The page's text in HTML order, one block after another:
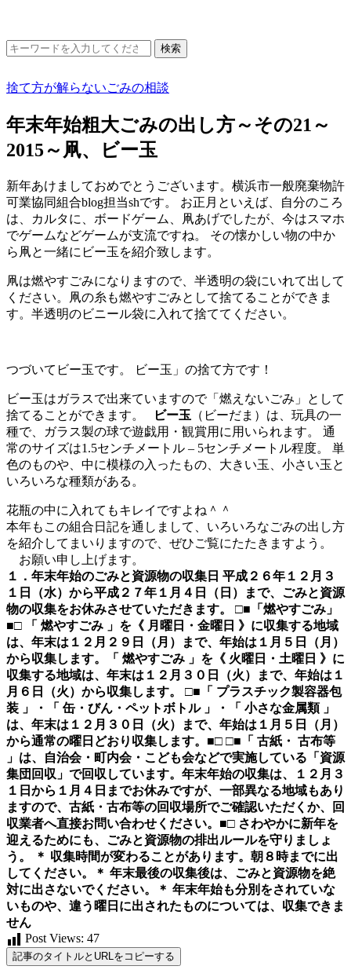
捨て方が解らないごみの相談
年末年始粗大ごみの出し方～その21～
2015～凧、ビー玉
新年あけましておめでとうございます。横浜市一般廃棄物許
可業協同組合blog担当shです。 お正月といえば、自分のころ
は、カルタに、ボードゲーム、凧あげでしたが、今はスマホ
でゲームなどゲームが支流ですね。 その懐かしい物の中か
ら凧と一緒にビー玉を紹介致します。
凧は燃やすごみになりますので、半透明の袋にいれて出して
ください。凧の糸も燃やすごみとして捨てることができま
す。半透明のビニール袋に入れて捨ててください。
つづいてビー玉です。 ビー玉」の捨て方です！
ビー玉はガラスで出来ていますので「燃えないごみ」として
捨てることができます。
ビー玉 （ビーだま）は、玩具の一
種で、ガラス製の球で遊戯用・観賞用に用いられます。 通
常のサイズは1.5センチメートル – 5センチメートル程度。 単
色のものや、中に模様の入ったもの、大きい玉、小さい玉と
いろいろな種類がある。
花瓶の中に入れてもキレイですよね＾＾
本年もこの組合日記を通しまして、いろいろなごみの出し方
を紹介してまいりますので、ぜひご覧にたたきますよう。
お願い申し上げます。
１．年末年始のごみと資源物の収集日 平成２６年１２月３
１日（水）から平成２７年１月４日（日）まで、ごみと資源
物の収集をお休みさせていただきます。
□■ 「燃やすごみ」
■□
「 燃やすごみ 」を 《 月曜日・金曜日 》 に収集する地域
は、 年末は １２月２９日（月） まで、 年始は １月５日（月）
から収集します。「 燃やすごみ 」を 《 火曜日・土曜日 》に
収集する地域は、 年末は １２月３０日（火） まで、 年始は １
月６日（火） から収集します。
□■「 プラスチック製容器包
装 」・「 缶・びん・ペットボトル 」・「 小さな金属類 」
は、 年末は１２月３０日（火）まで、年始は１月５日（月）
から通常の曜日どおり収集します。■□ □■「 古紙・ 古布等
」は、自治会・町内会・こども会などで実施している「資源
集団回収」で回収しています。年末年始の収集は、１２月３
１日から１月４日までお休みですが、一部異なる地域もあり
ますので、古紙・古布等の回収場所でご確認いただくか、回
収業者へ直接お問い合わせください。■□ さわやかに新年を
迎えるためにも、ごみと資源物の排出ルールを守りましょ
う。
＊ 収集時間が変わることがあります。 朝８時までに出
してください。＊ 年末最後の収集後は、ごみと資源物を絶
対に出さないでください。＊ 年末年始も分別をされていな
いものや、違う曜日に出されたものについては、収集できま
せん
Post Views: 47
記事のタイトルとURLをコピーする